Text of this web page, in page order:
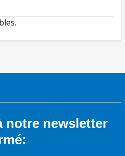
notre newsletter